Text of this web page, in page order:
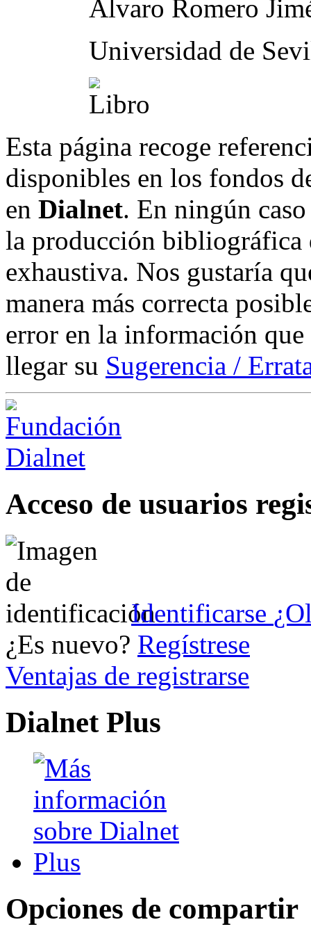
Alvaro Romero
Universidad de
Esta página recoge
disponibles en los fondos
en Dialnet. En ningún
la producción bibliográfica
exhaustiva. Nos gustaría
manera más correcta
error en la información
llegar su Sugerencia /
Acceso de usuarios
Identificarse
¿Es nuevo? Regístrese
Ventajas de registrarse
Dialnet Plus
Opciones de compartir